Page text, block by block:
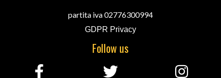
partita iva 02776300994
GDPR Privacy
Follow us